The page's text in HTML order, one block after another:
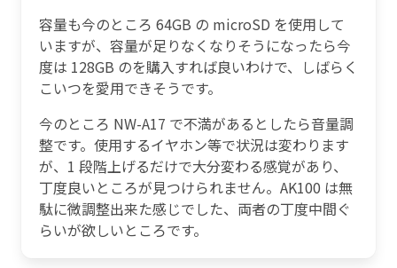
容量も今のところ 64GB の microSD を使用して
いますが、容量が足りなくなりそうになったら今
度は 128GB のを購入すれば良いわけで、しばらく
こいつを愛用できそうです。
今のところ NW-A17 で不満があるとしたら音量調
整です。使用するイヤホン等で状況は変わります
が、1 段階上げるだけで大分変わる感覚があり、
丁度良いところが見つけられません。AK100 は無
駄に微調整出来た感じでした、両者の丁度中間ぐ
らいが欲しいところです。